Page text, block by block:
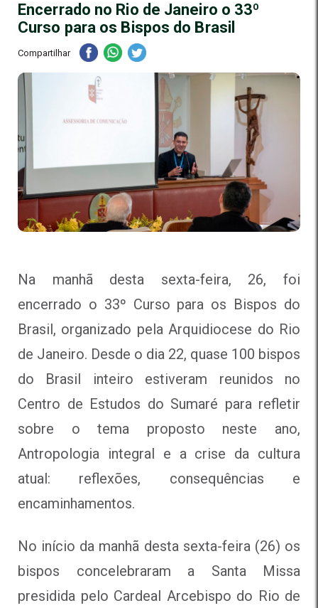
Encerrado no Rio de Janeiro o 33º
Curso para os Bispos do Brasil
Compartilhar
Na manhã desta sexta-feira, 26, foi
encerrado o 33º Curso para os Bispos do
Brasil, organizado pela Arquidiocese do Rio
de Janeiro. Desde o dia 22, quase 100 bispos
do Brasil inteiro estiveram reunidos no
Centro de Estudos do Sumaré para refletir
sobre o tema proposto neste ano,
Antropologia integral e a crise da cultura
atual: reflexões, consequências e
encaminhamentos.
No início da manhã desta sexta-feira (26) os
bispos concelebraram a Santa Missa
presidida pelo Cardeal Arcebispo do Rio de